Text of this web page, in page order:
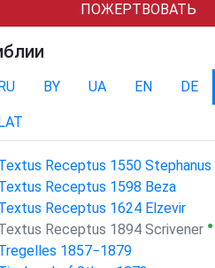
ПОЖЕРТВОВАТЬ
BY UA EN DE
Receptus 1550 Stephanus
Receptus 1598 Beza
Receptus 1624 Elzevir
Receptus 1894 Scrivener ●
1857−1879